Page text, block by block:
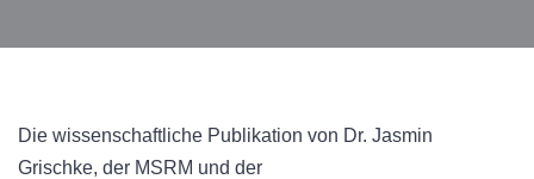
Die wissenschaftliche Publikation von Dr. Jasmin
Grischke, der MSRM und der